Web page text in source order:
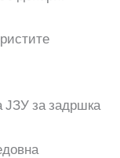
за задршка